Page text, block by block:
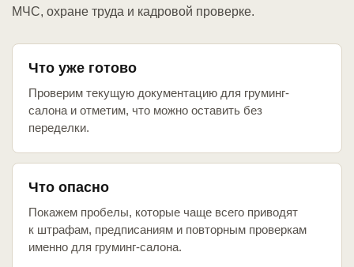
МЧС, охране труда и кадровой проверке.
Что уже готово
Проверим текущую документацию для груминг-
салона и отметим, что можно оставить без
переделки.
Что опасно
Покажем пробелы, которые чаще всего приводят
к штрафам, предписаниям и повторным проверкам
именно для груминг-салона.